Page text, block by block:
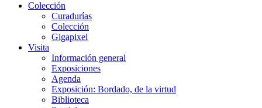
Colección
Curadurías
Colección
Gigapixel
Visita
Información general
Exposiciones
Agenda
Exposición: Bordado, de la virtud
Biblioteca